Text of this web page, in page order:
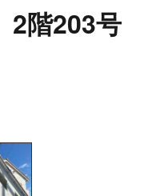
階203号